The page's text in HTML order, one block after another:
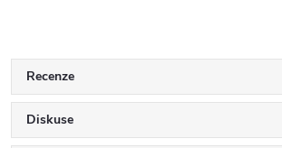
Recenze
Diskuse